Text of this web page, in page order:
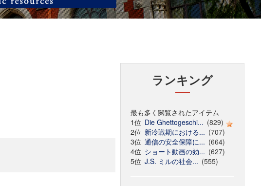
ランキング
最も多く閲覧されたアイテム
1位 Die Ghettogeschi... (829)
2位 新冷戦期における... (707)
3位 通信の安全保障に... (664)
4位 ショート動画の効... (627)
5位 J.S. ミルの社会... (555)